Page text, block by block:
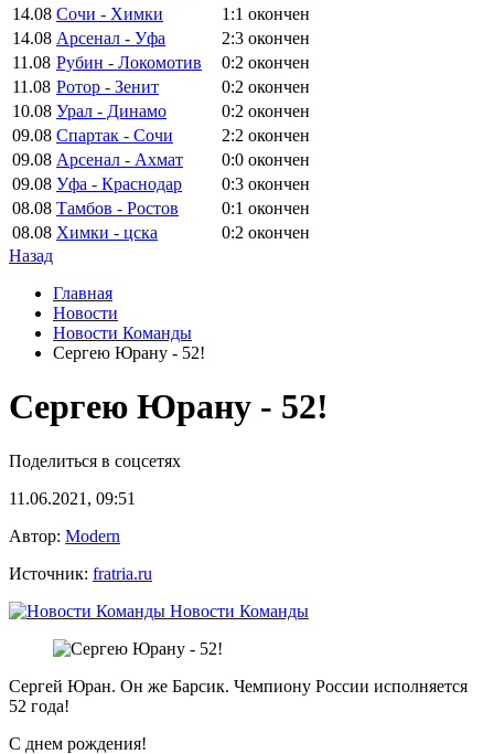
14.08 Сочи - Химки 1:1 окончен
14.08 Арсенал - Уфа 2:3 окончен
11.08 Рубин - Локомотив 0:2 окончен
11.08 Ротор - Зенит 0:2 окончен
10.08 Урал - Динамо 0:2 окончен
09.08 Спартак - Сочи 2:2 окончен
09.08 Арсенал - Ахмат 0:0 окончен
09.08 Уфа - Краснодар 0:3 окончен
08.08 Тамбов - Ростов 0:1 окончен
08.08 Химки - цска 0:2 окончен
Назад
Главная
Новости
Новости Команды
Сергею Юрану - 52!
Сергею Юрану - 52!
Поделиться в соцсетях
11.06.2021, 09:51
Автор: Modern
Источник: fratria.ru
Новости Команды
Сергей Юран. Он же Барсик. Чемпиону России исполняется
52 года!
С днем рождения!